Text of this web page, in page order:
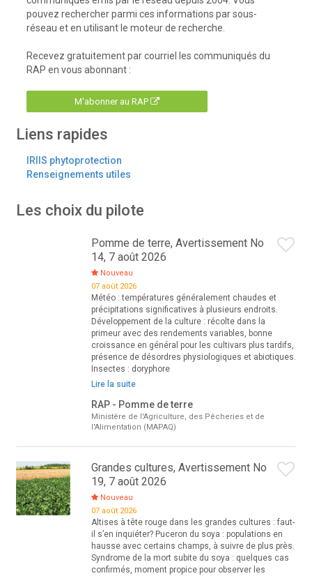
pouvez rechercher parmi ces informations par sous-
réseau et en utilisant le moteur de recherche.
Recevez gratuitement par courriel les communiqués du
RAP en vous abonnant :
M'abonner au RAP
Liens rapides
IRIIS phytoprotection
Renseignements utiles
Les choix du pilote
Pomme de terre, Avertissement No
14, 7 août 2026
Nouveau
07 août 2026
Météo : températures généralement chaudes et
précipitations significatives à plusieurs endroits.
Développement de la culture : récolte dans la
primeur avec des rendements variables, bonne
croissance en général pour les cultivars plus tardifs,
présence de désordres physiologiques et abiotiques.
Insectes : doryphore
Lire la suite
RAP - Pomme de terre
Ministère de l'Agriculture, des Pêcheries et de
l'Alimentation (MAPAQ)
Grandes cultures, Avertissement No
19, 7 août 2026
Nouveau
07 août 2026
Altises à tête rouge dans les grandes cultures : faut-
il s’en inquiéter? Puceron du soya : populations en
hausse avec certains champs, à suivre de plus près.
Syndrome de la mort subite du soya : quelques cas
confirmés, moment propice pour observer les